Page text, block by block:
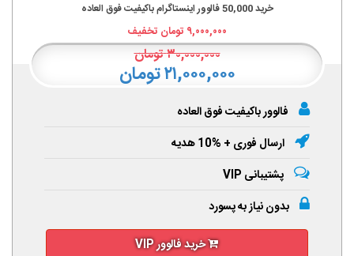
خرید50,000فالوور اینستاگرام باکیفیت فوق العاده
۹,۰۰۰,۰۰۰ تومان تخفیف
۳۰,۰۰۰,۰۰۰تومان
۲۱,۰۰۰,۰۰۰ تومان
فالوور باکیفیت فوق العاده
ارسال فوری + %10 هدیه
پشتیبانی VIP
بدون نیاز به پسورد
خرید فالوور VIP